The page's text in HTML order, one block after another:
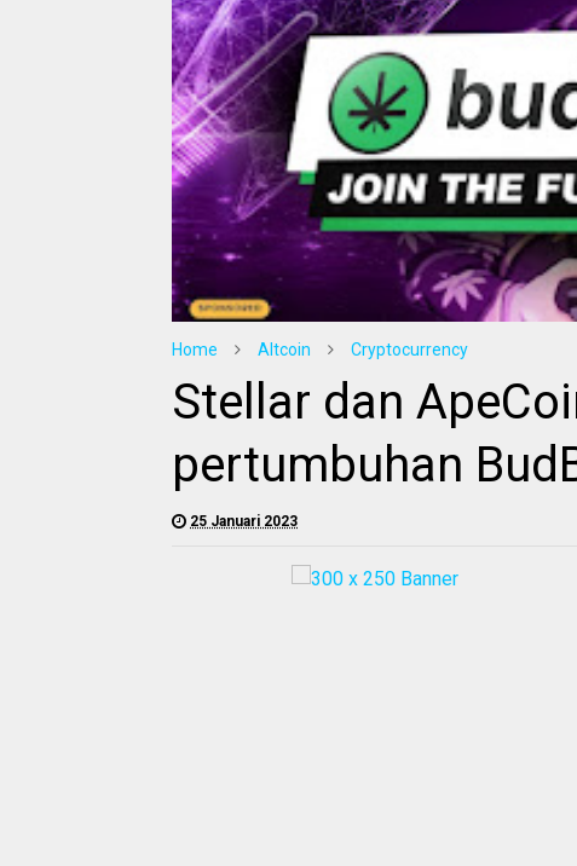
Home Altcoin Cryptocurrency
Stellar dan
pertumbuhan
25 Januari 2023